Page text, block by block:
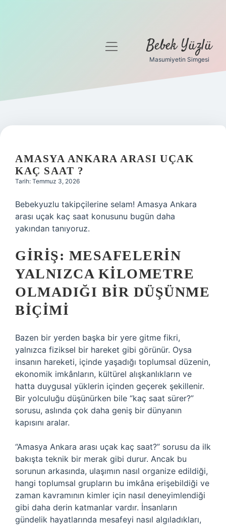
Gizlilik Politikası
Yasal Uyarı
menüyü
Bebek Yüzlü
Masumiyetin Simgesi
AMASYA ANKARA ARASI UÇAK
KAÇ SAAT ?
Tarih: Temmuz 3, 2026
Bebekyuzlu takipçilerine selam! Amasya Ankara
arası uçak kaç saat konusunu bugün daha
yakından tanıyoruz.
GIRIŞ: MESAFELERIN
YALNIZCA KILOMETRE
OLMADIĞI BIR DÜŞÜNME
BIÇIMI
Bazen bir yerden başka bir yere gitme fikri,
yalnızca fiziksel bir hareket gibi görünür. Oysa
insanın hareketi, içinde yaşadığı toplumsal düzenin,
ekonomik imkânların, kültürel alışkanlıkların ve
hatta duygusal yüklerin içinden geçerek şekillenir.
Bir yolculuğu düşünürken bile “kaç saat sürer?”
sorusu, aslında çok daha geniş bir dünyanın
kapısını aralar.
“Amasya Ankara arası uçak kaç saat?” sorusu da ilk
bakışta teknik bir merak gibi durur. Ancak bu
sorunun arkasında, ulaşımın nasıl organize edildiği,
hangi toplumsal grupların bu imkâna erişebildiği ve
zaman kavramının kimler için nasıl deneyimlendiği
gibi daha derin katmanlar vardır. İnsanların
gündelik hayatlarında mesafeyi nasıl algıladıkları,